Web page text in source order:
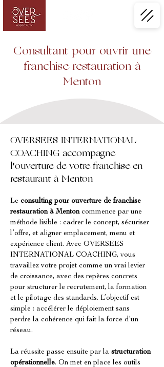
Consultant pour ouvrir une
franchise restauration à
Menton
OVERSEES INTERNATIONAL
COACHING accompagne
l'ouverture de votre franchise en
restaurant à Menton
Le consulting pour ouverture de franchise
restauration à Menton commence par une
méthode lisible : cadrer le concept, sécuriser
l’offre, et aligner emplacement, menu et
expérience client. Avec OVERSEES
INTERNATIONAL COACHING, vous
travaillez votre projet comme un vrai levier
de croissance, avec des repères concrets
pour structurer le recrutement, la formation
et le pilotage des standards. L’objectif est
simple : accélérer le déploiement sans
perdre la cohérence qui fait la force d’un
réseau.
La réussite passe ensuite par la structuration
opérationnelle. On met en place les outils